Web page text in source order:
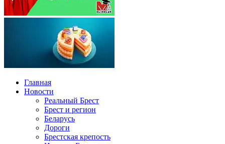
Главная
Новости
Реальный Брест
Брест и регион
Беларусь
Дороги
Брестская крепость